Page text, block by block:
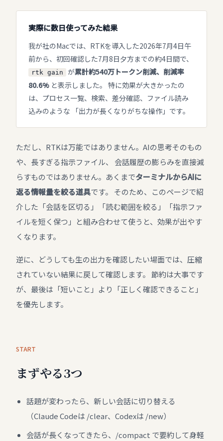
実際に数日使ってみた結果
我が社のMacでは、RTKを導入した2026年7月4日午
前から、初回確認した7月8日夕方までの約4日間で、
rtk gain が累計約540万トークン削減、削減率
80.6% と表示しました。 特に効果が大きかったの
は、プロセス一覧、検索、差分確認、ファイル読み
込みのような 「出力が長くなりがちな操作」です。
ただし、RTKは万能ではありません。AIの思考そのもの
や、長すぎる指示ファイル、 会話履歴の膨らみを直接減
らすものではありません。あくまでターミナルからAIに
返る情報量を絞る道具です。 そのため、このページで紹
介した「会話を区切る」「読む範囲を絞る」「指示ファ
イルを短く保つ」と組み合わせて使うと、効果が出やす
くなります。
逆に、どうしても生の出力を確認したい場面では、圧縮
されていない結果に戻して確認します。 節約は大事です
が、最後は「短いこと」より「正しく確認できること」
を優先します。
START
まずやる3つ
話題が変わったら、新しい会話に切り替える
（Claude Codeは /clear、Codexは /new）
会話が長くなってきたら、/compact で要約して身軽